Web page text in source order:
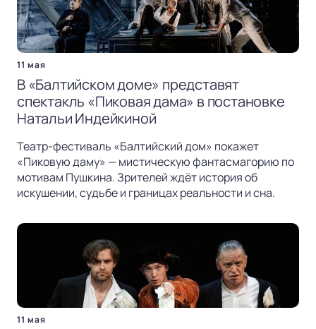
11 мая
В «Балтийском доме» представят
спектакль «Пиковая дама» в постановке
Натальи Индейкиной
Театр-фестиваль «Балтийский дом» покажет
«Пиковую даму» — мистическую фантасмагорию по
мотивам Пушкина. Зрителей ждёт история об
искушении, судьбе и границах реальности и сна.
11 мая